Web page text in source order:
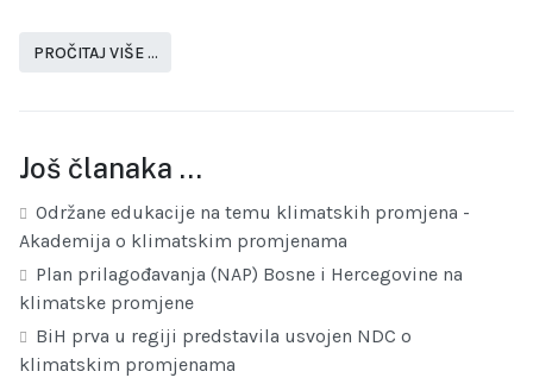
PROČITAJ VIŠE …
Još članaka …
Održane edukacije na temu klimatskih promjena -
Akademija o klimatskim promjenama
Plan prilagođavanja (NAP) Bosne i Hercegovine na
klimatske promjene
BiH prva u regiji predstavila usvojen NDC o
klimatskim promjenama